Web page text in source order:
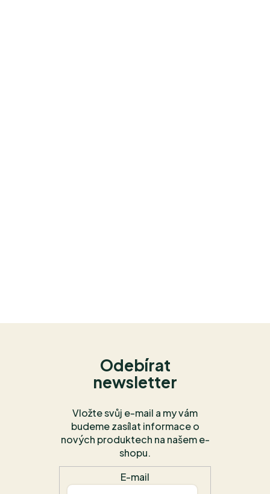
Odebírat
newsletter
Vložte svůj e-mail a my vám
budeme zasílat informace o
nových produktech na našem e-
shopu.
E-mail